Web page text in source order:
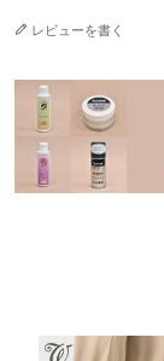
レビューを書く